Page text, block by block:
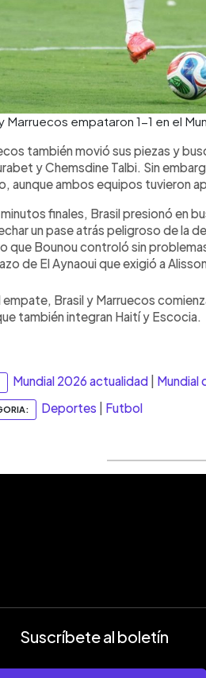
Marruecos empataron 1-1 en el
también movió sus piezas y
y Chemsdine Talbi. Sin
aunque ambos equipos tuvieron
minutos finales, Brasil presionó en
un pase atrás peligroso de la
que Bounou controló sin
de El Aynaoui que exigió a
empate, Brasil y Marruecos
también integran Haití y Escocia.
Mundial 2026 actualidad Mundial
Deportes Futbol
Suscríbete al boletín